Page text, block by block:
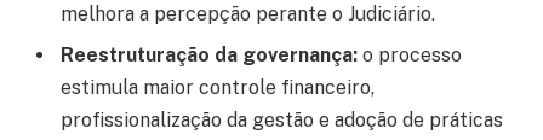
melhora a percepção perante o Judiciário.
Reestruturação da governança: o processo
estimula maior controle financeiro,
profissionalização da gestão e adoção de práticas